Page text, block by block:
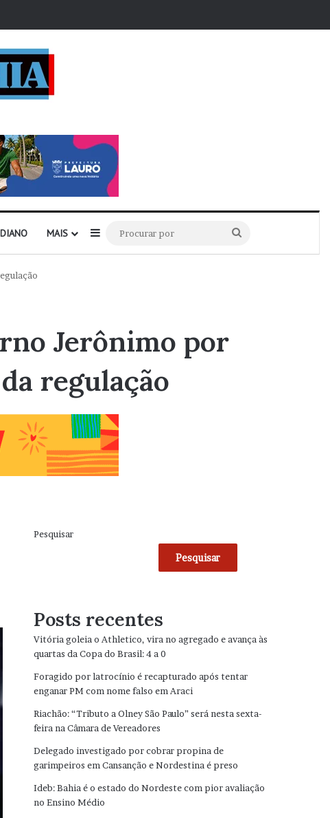
MAIS Barra Lateral
por
Jerônimo por
regulação
Pesquisar
Pesquisar
Posts recentes
Vitória goleia o Athletico, vira no agregado e avança às
quartas da Copa do Brasil: 4 a 0
Foragido por latrocínio é recapturado após tentar
enganar PM com nome falso em Araci
Riachão: “Tributo a Olney São Paulo” será nesta sexta-
feira na Câmara de Vereadores
Delegado investigado por cobrar propina de
garimpeiros em Cansanção e Nordestina é preso
Ideb: Bahia é o estado do Nordeste com pior avaliação
no Ensino Médio